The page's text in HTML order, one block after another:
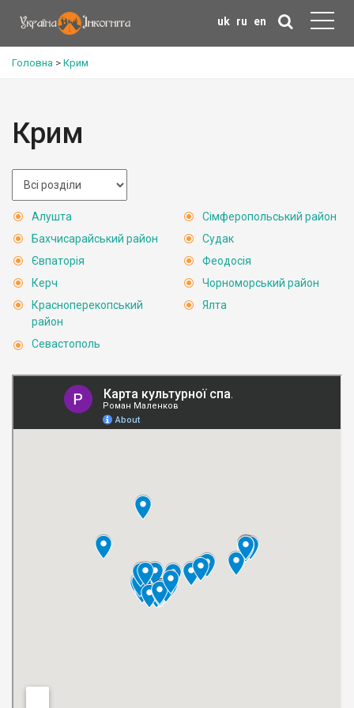
uk ru en
Головна > Крим
Крим
Алушта
Бахчисарайський район
Євпаторія
Керч
Красноперекопський
район
Севастополь
Сімферопольський район
Судак
Феодосія
Чорноморський район
Ялта